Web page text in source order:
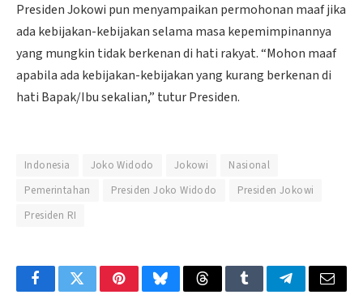
Presiden Jokowi pun menyampaikan permohonan maaf jika
ada kebijakan-kebijakan selama masa kepemimpinannya
yang mungkin tidak berkenan di hati rakyat. “Mohon maaf
apabila ada kebijakan-kebijakan yang kurang berkenan di
hati Bapak/Ibu sekalian,” tutur Presiden.
Indonesia Joko Widodo Jokowi
Nasional
Pemerintahan
Presiden Joko Widodo
Presiden Jokowi
Presiden RI
FacebookTwitterPinterestBlueskyThreadsTumblrTelegramEmail